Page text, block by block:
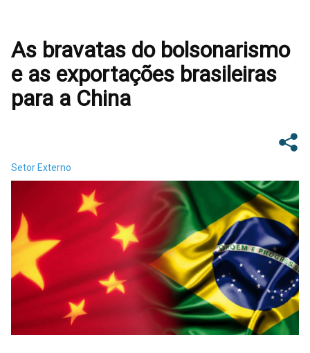
As bravatas do bolsonarismo
e as exportações brasileiras
para a China
Setor Externo